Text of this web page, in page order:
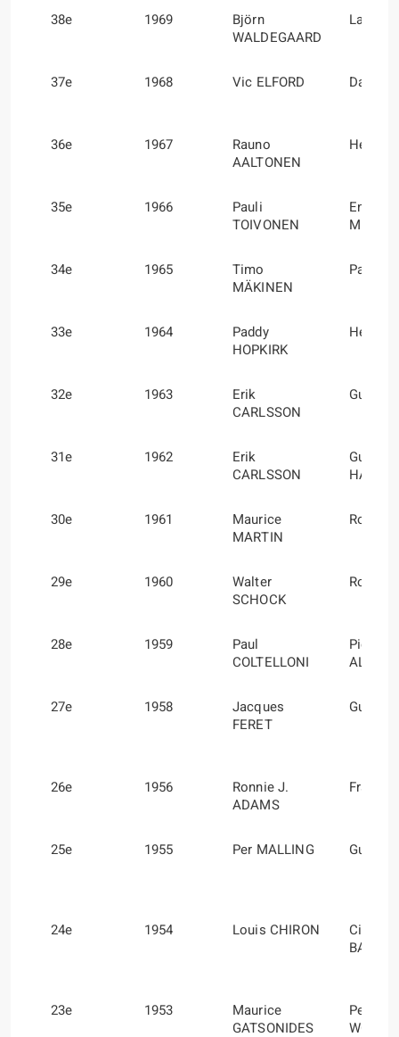
38e 1969
Björn
WALDEGAARD
Lars
37e 1968 Vic ELFORD David
36e 1967
Rauno
AALTONEN
Henry
35e 1966
Pauli
TOIVONEN
Ensio
34e 1965
Timo
MÄKINEN
Paul
33e 1964
Paddy
HOPKIRK
Henry
32e 1963
Erik
CARLSSON
Gunnar
31e 1962
Erik
CARLSSON
Gunnar
30e 1961
Maurice
MARTIN
Roger
29e 1960
Walter
SCHOCK
Rolf
28e 1959
Paul
COLTELLONI
Pierre
27e 1958
Jacques
FERET
Guy
26e 1956
Ronnie J.
ADAMS
Frank
25e 1955 Per MALLING Gunnar
24e 1954 Louis CHIRON
Ciro
23e 1953
Maurice
GATSONIDES
Peter